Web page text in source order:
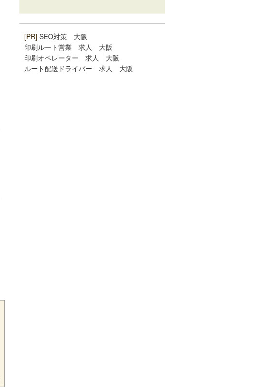
[PR] SEO対策 大阪
印刷ルート営業 求人 大阪
印刷オペレーター 求人 大阪
ルート配送ドライバー 求人 大阪